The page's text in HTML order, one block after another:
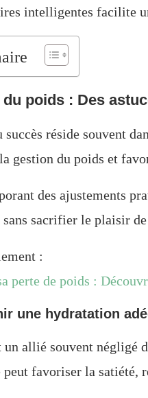
intelligentes facilite
du poids : Des
succès réside souvent
gestion du poids et
des ajustements
sacrifier le plaisir de
:
perte de poids :
une hydratation
un allié souvent négligé
favoriser la satiété,